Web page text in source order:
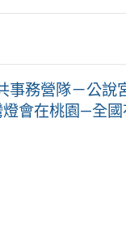
事務營隊－公說
會在桃園—全